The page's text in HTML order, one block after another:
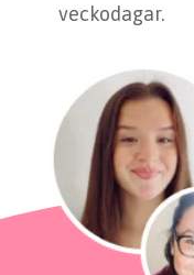
veckodagar.